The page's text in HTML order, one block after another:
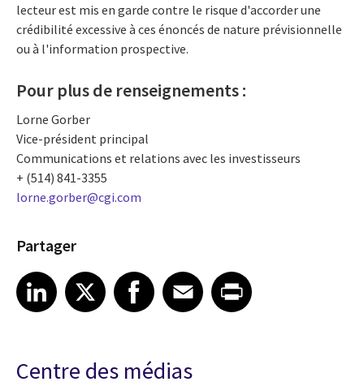
lecteur est mis en garde contre le risque d'accorder une
crédibilité excessive à ces énoncés de nature prévisionnelle
ou à l'information prospective.
Pour plus de renseignements :
Lorne Gorber
Vice-président principal
Communications et relations avec les investisseurs
+ (514) 841-3355
lorne.gorber@cgi.com
Partager
Share article on LinkedIn
LinkedIn
Share article on XShare article on Facebook
Facebook
Share article on Email
EmailShare article on Print
Centre des médias